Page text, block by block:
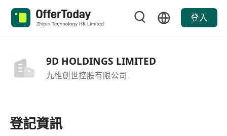
登入
9D HOLDINGS LIMITED
九維創世控股有限公司
登記資訊